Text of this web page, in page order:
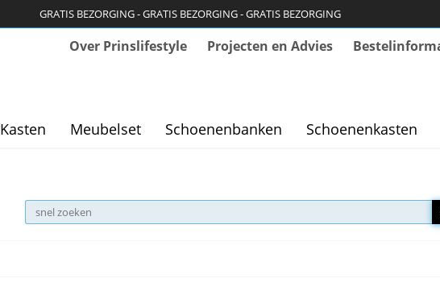
GRATIS BEZORGING - GRATIS BEZORGING - GRATIS BEZORGING
Over Prinslifestyle Projecten en Advies
Kasten Meubelset Schoenenbanken Schoenenkasten